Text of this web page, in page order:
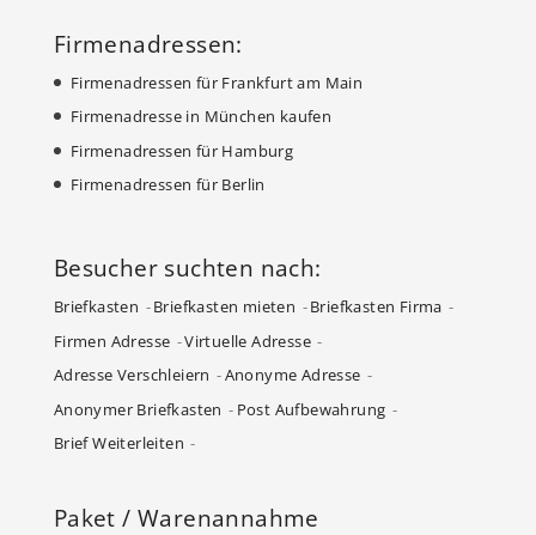
Firmenadressen:
Firmenadressen für Frankfurt am Main
Firmenadresse in München kaufen
Firmenadressen für Hamburg
Firmenadressen für Berlin
Besucher suchten nach:
Briefkasten Briefkasten mieten
Briefkasten Firma
Firmen Adresse
Virtuelle Adresse
Adresse Verschleiern
Anonyme Adresse
Anonymer Briefkasten
Post Aufbewahrung
Brief Weiterleiten
Paket / Warenannahme